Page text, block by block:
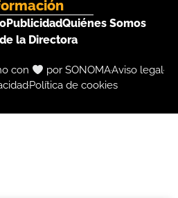
PublicidadQuiénes Somos
la Directora
con por SONOMAAviso legal
Política de cookies